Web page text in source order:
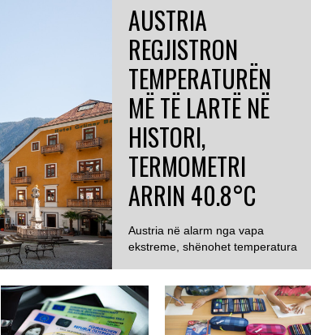
AUSTRIA
REGJISTRON
TEMPERATURËN
MË TË LARTË NË
HISTORI,
TERMOMETRI
ARRIN 40.8°C
Austria në alarm nga vapa
ekstreme, shënohet temperatura